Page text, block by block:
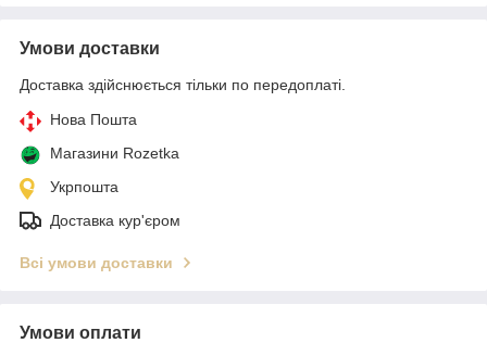
Умови доставки
Доставка здійснюється тільки по передоплаті.
Нова Пошта
Магазини Rozetka
Укрпошта
Доставка кур'єром
Всі умови доставки
Умови оплати